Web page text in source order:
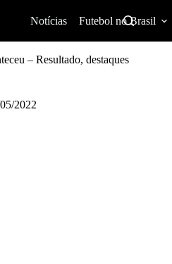
Notícias Futebol no Brasil
– Resultado, destaques
2022